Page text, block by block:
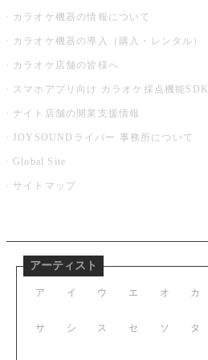
カラオケ機器の情報について
カラオケ機器の導入（購入・レンタル）
カラオケ店舗の皆様へ
スマホアプリ向け カラオケ採点機能SDK
ナイト店舗の開業支援情報
JOYSOUNDライバー 事務所について
Global Site
サイトマップ
アーティスト
ア イ ウ エ オ
サ シ ス セ ソ
カ
タ